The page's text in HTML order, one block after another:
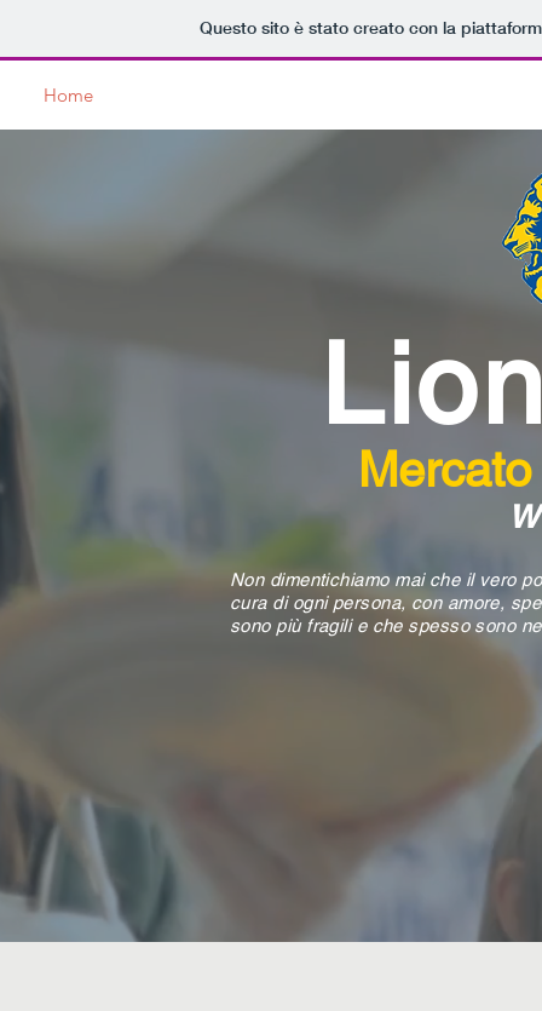
Questo sito è stato creato con la
Home
Non dimentichiamo mai che il vero
cura di ogni persona, con amore,
sono più fragili e che spesso sono